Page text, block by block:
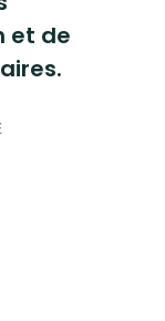
et de